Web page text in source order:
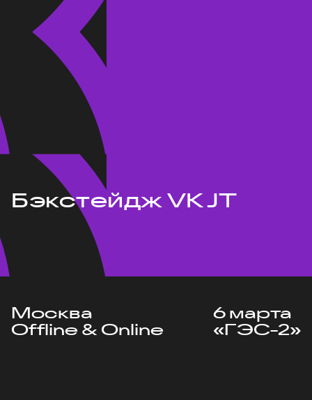
Бэкстейдж VK JT
Москва
Offline & Online
6 марта
«ГЭС-2»